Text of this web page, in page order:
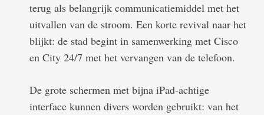
terug als belangrijk communicatiemiddel met het
uitvallen van de stroom. Een korte revival naar het
blijkt: de stad begint in samenwerking met Cisco
en City 24/7 met het vervangen van de telefoon.
De grote schermen met bijna iPad-achtige
interface kunnen divers worden gebruikt: van het